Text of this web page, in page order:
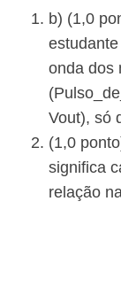
b) (1,0
onda dos
Vout), só
(1,0
significa
relação